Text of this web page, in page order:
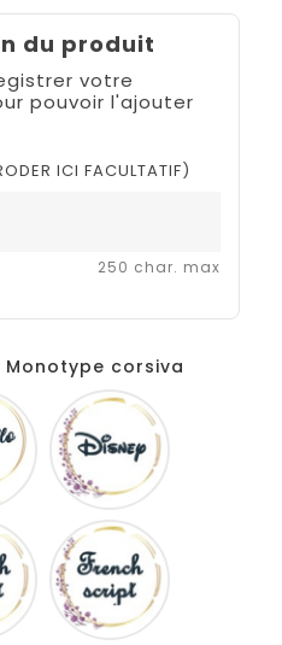
du produit
votre
pouvoir l'ajouter
ICI FACULTATIF)
250 char. max
Monotype corsiva
Amarillo
French
script